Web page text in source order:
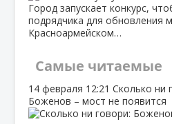
Город запускает конкурс,
подрядчика для обновления
Красноармейском…
Самые читаемые
14 февраля 12:21 Сколько ни
Боженов – мост не появится